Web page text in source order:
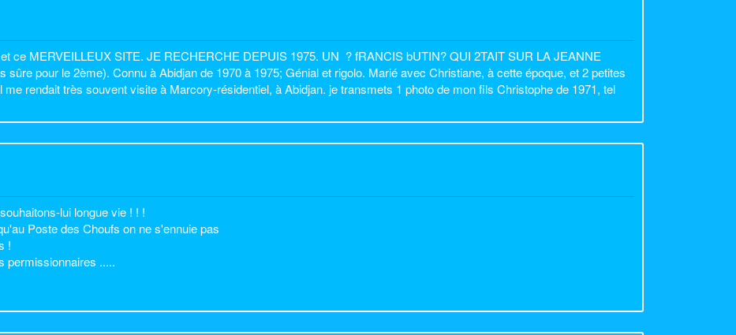
ce MERVEILLEUX SITE. JE RECHERCHE DEPUIS 1975. UN ? fRANCIS bUTIN? QUI 2TAIT SUR LA JEANNE
pour le 2ème). Connu à Abidjan de 1970 à 1975; Génial et rigolo. Marié avec Christiane, à cette époque, et 2 petites
rendait très souvent visite à Marcory-résidentiel, à Abidjan. je transmets 1 photo de mon fils Christophe de 1971, tel
lui longue vie ! ! !
Poste des Choufs on ne s'ennuie pas
!
permissionnaires .....